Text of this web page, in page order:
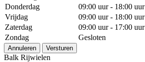
Donderdag
09:00 uur - 18:00 uur
Vrijdag
09:00 uur - 18:00 uur
Zaterdag
09:00 uur - 17:00 uur
Zondag
Gesloten
Annuleren Versturen
Balk Rijwielen